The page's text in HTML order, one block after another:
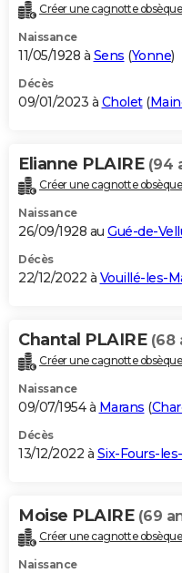
Créer une cagnotte
Naissance
11/05/1928 à Sens (Yonne)
Décès
09/01/2023 à Cholet(
Elianne PLAIRE (94
Créer une cagnotte
Naissance
26/09/1928 au Gué-de-
Décès
22/12/2022 à Vouillé-les-
Chantal PLAIRE (68
Créer une cagnotte
Naissance
09/07/1954 à Marans (
Décès
13/12/2022 à Six-Fours-
Moise PLAIRE (69
Créer une cagnotte
Naissance